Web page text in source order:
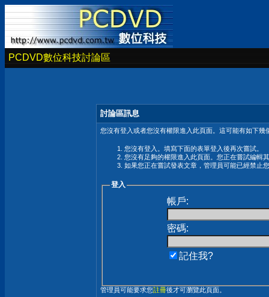
PCDVD數位科技討論區
討論區訊息
您沒有登入或者您沒有權限進入此頁面。這可能有如下幾
您沒有登入。填寫下面的表單登入後再次嘗試。
您沒有足夠的權限進入此頁面。您正在嘗試編輯
如果您正在嘗試發表文章，管理員可能已經禁止
登入
帳戶:
密碼:
記住我?
管理員可能要求您註冊後才可瀏覽此頁面。